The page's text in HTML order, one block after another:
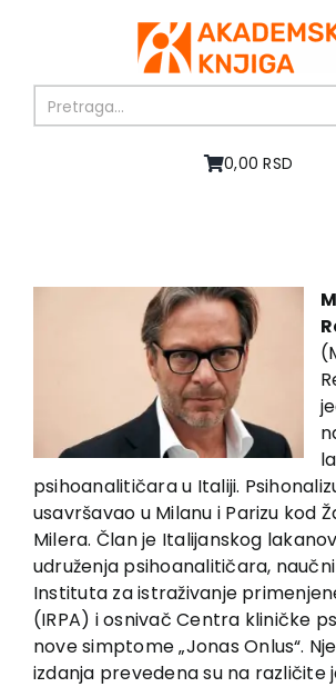
0,00 RSD
EU PROJEKTI
Kontakt
psihoanalitičara u Italiji.
usavršavao u Milanu i Parizu kod
Milera. Član je Italijanskog
udruženja psihoanalitičara,
Instituta za istraživanje
(IRPA) i osnivač Centra kliničke
nove simptome „Jonas Onlus“.
izdanja prevedena su na različite